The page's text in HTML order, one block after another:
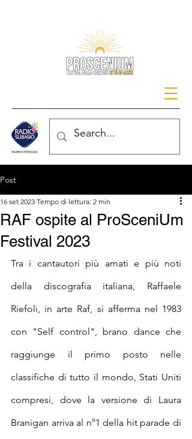
Post
RAF ospite al ProSceniUm
Festival 2023
16 set 2023 Tempo di lettura: 2 min
Tra i cantautori più amati e più noti
della discografia italiana, Raffaele
Riefoli, in arte Raf, si afferma nel 1983
con "Self control", brano dance che
raggiunge il primo posto nelle
classifiche di tutto il mondo, Stati Uniti
compresi, dove la versione di Laura
Branigan arriva al n°1 della hit parade di